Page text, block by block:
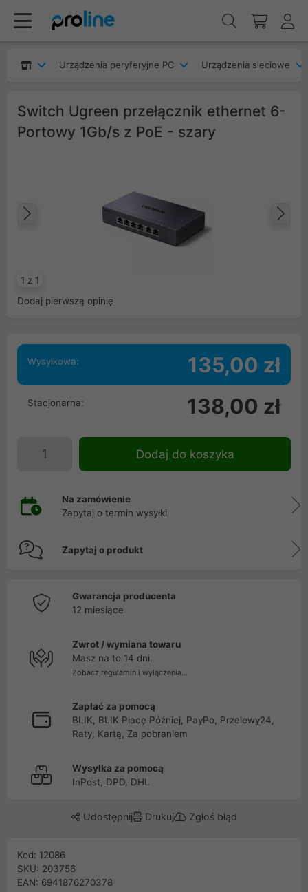
Urządzenia peryferyjne PC Urządzenia sieciowe
Switch Ugreen przełącznik ethernet 6-
Portowy 1Gb/s z PoE - szary
1 z 1
Poprzedni
Dodaj pierwszą opinię
Wysyłkowa: 135,00 zł
Stacjonarna: 138,00 zł
Dodaj do koszyka
Na zamówienie
Zapytaj o termin wysyłki
Zapytaj o produkt
Gwarancja producenta
12 miesiące
Zwrot / wymiana towaru
Masz na to 14 dni.
Zobacz regulamin i wyłączenia...
Zapłać za pomocą
BLIK, BLIK Płacę Później, PayPo, Przelewy24,
Raty, Kartą, Za pobraniem
Wysyłka za pomocą
InPost, DPD, DHL
Udostępnij Drukuj Zgłoś błąd
Kod: 12086
SKU: 203756
EAN: 6941876270378